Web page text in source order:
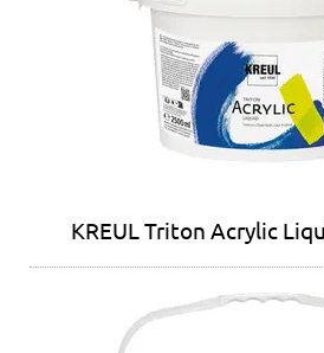
KREUL Triton Acrylic